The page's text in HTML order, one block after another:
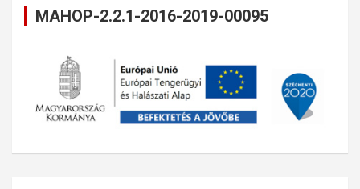
MAHOP-2.2.1-2016-2019-00095